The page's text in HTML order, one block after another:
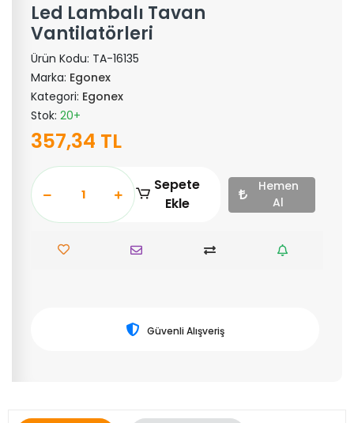
Led Lambalı Tavan
Vantilatörleri
Ürün Kodu: TA-16135
Marka: Egonex
Kategori: Egonex
Stok: 20+
357,34 TL
Sepete
Ekle
Hemen
Al
Güvenli Alışveriş